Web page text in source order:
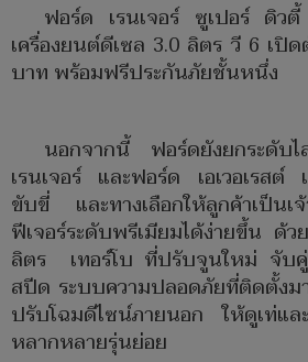
ฟอร์ด เรนเจอร์ ซูเปอร์ ดิว
เครื่องยนต์ดีเซล 3.0 ลิตร วี 6 เปิด
บาท พร้อมฟรีประกันภัยชั้นหนึ่ง
นอกจากนี้ ฟอร์ดยังยกระดับ
เรนเจอร์ และฟอร์ด เอเวอเรสต์
ขับขี่ และทางเลือกให้ลูกค้าเป็น
ฟีเจอร์ระดับพรีเมียมได้ง่ายขึ้น ด้ว
ลิตร เทอร์โบ ที่ปรับจูนใหม่ จับ
สปีด ระบบความปลอดภัยที่ติดตั้งม
ปรับโฉมดีไซน์ภายนอก ให้ดูเท่แ
หลากหลายรุ่นย่อย